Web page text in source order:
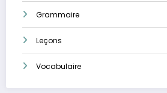
Grammaire
Leçons
Vocabulaire